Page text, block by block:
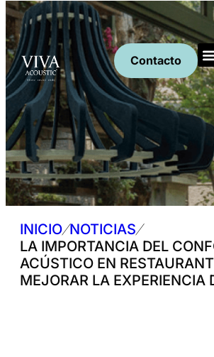
Contacto
INICIO/NOTICIAS/
LA IMPORTANCIA DEL
ACÚSTICO EN
MEJORAR LA EXPERIENCIA